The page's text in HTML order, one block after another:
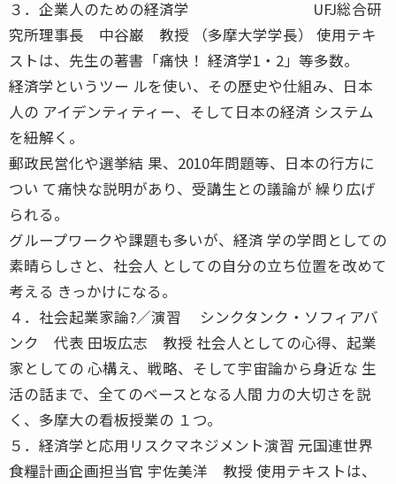
３．企業人のための経済学 UFJ総合研
究所理事長 中谷巌 教授 （多摩大学学長） 使用テキ
ストは、先生の著書「痛快！ 経済学1・2」等多数。
経済学というツー ルを使い、その歴史や仕組み、日本
人の アイデンティティー、そして日本の経済 システム
を紐解く。
郵政民営化や選挙結 果、2010年問題等、日本の行方に
つい て痛快な説明があり、受講生との議論が 繰り広げ
られる。
グループワークや課題も多いが、経済 学の学問としての
素晴らしさと、社会人 としての自分の立ち位置を改めて
考える きっかけになる。
４．社会起業家論?／演習 シンクタンク・ソフィアバ
ンク 代表 田坂広志 教授 社会人としての心得、起業
家としての 心構え、戦略、そして宇宙論から身近な 生
活の話まで、全てのベースとなる人間 力の大切さを説
く、多摩大の看板授業の １つ。
５．経済学と応用リスクマネジメント演習 元国連世界
食糧計画企画担当官 宇佐美洋 教授 使用テキストは、